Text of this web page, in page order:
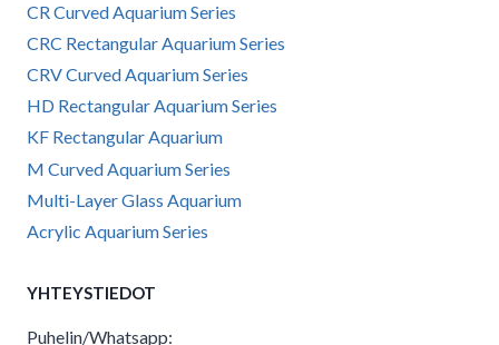
CR Curved Aquarium Series
CRC Rectangular Aquarium Series
CRV Curved Aquarium Series
HD Rectangular Aquarium Series
KF Rectangular Aquarium
M Curved Aquarium Series
Multi-Layer Glass Aquarium
Acrylic Aquarium Series
YHTEYSTIEDOT
Puhelin/Whatsapp: